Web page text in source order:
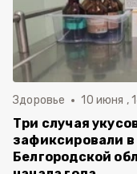
Здоровье 10 июня ,
Три случая
зафиксировали в
Белгородской